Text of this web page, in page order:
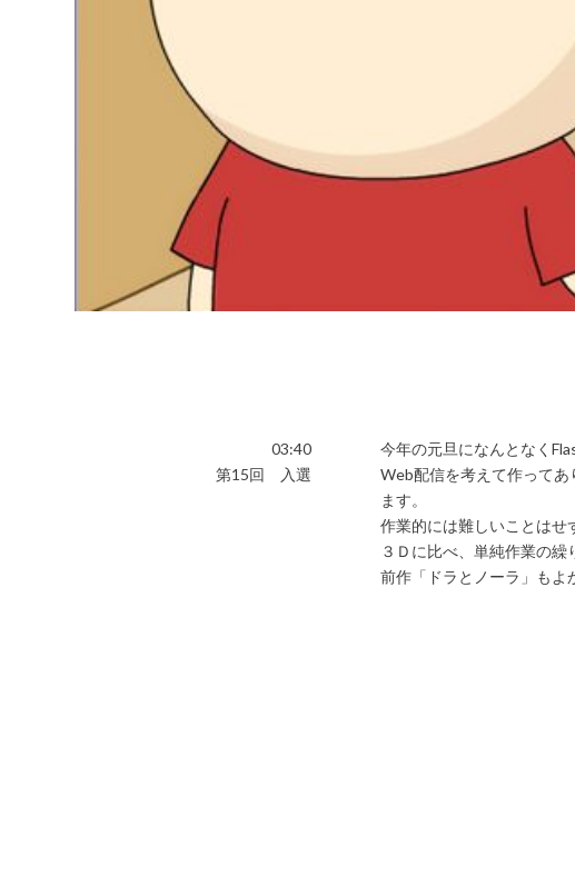
03:40
第15回 入選
今年の元旦になんとなく
Web配信を考えて作って
ます。
作業的には難しいことはせ
３Ｄに比べ、単純作業の繰
前作「ドラとノーラ」もよ